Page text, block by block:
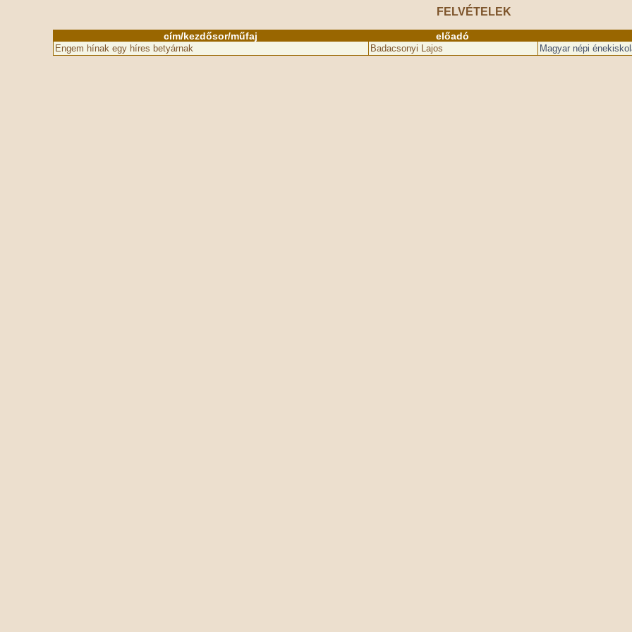
FELVÉTELEK
cím/kezdősor/műfaj előadó
Engem hínak egy híres betyárnak Badacsonyi Lajos Magyar népi